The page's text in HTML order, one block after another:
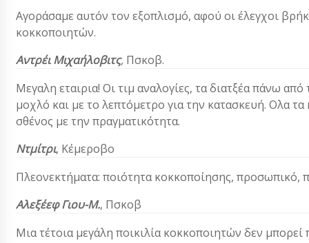
Αγοράσαμε αυτόν τον εξοπλισμό, αφού οι έλεγχοι
κοκκοποιητών.
Αντρέι Μιχαήλοβιτς, Πσκοβ.
Μεγαλη εταιρια! Οι τιμ αναλογίες, τα διατξέα πάνω
μοχλό και με το λεπτόμετρο για την κατασκευή. Ολα
σθένος με την πραγματικότητα.
Ντμίτρι, Κέμεροβο
Πλεονεκτήματα: ποιότητα κοκκοποίησης, προσωπικό,
Αλεξέεφ Γιου-Μ., Πσκοβ
Μια τέτοια μεγάλη ποικιλία κοκκοποιητών δεν μπορεί